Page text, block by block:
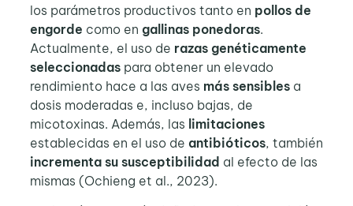
los parámetros productivos tanto en pollos de
engorde como en gallinas ponedoras.
Actualmente, el uso de razas genéticamente
seleccionadaspara obtener un elevado
rendimiento hace a las aves más sensibles a
dosis moderadas e, incluso bajas, de
micotoxinas. Además, las limitaciones
establecidas en el uso de antibióticos, también
incrementa su susceptibilidad al efecto de las
mismas (Ochieng et al., 2023).